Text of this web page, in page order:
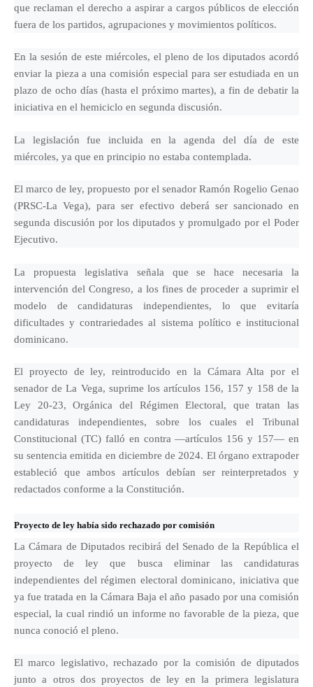
que reclaman el derecho a aspirar a cargos públicos de elección
fuera de los partidos, agrupaciones y movimientos políticos.
En la sesión de este miércoles, el pleno de los diputados acordó
enviar la pieza a una comisión especial para ser estudiada en un
plazo de ocho días (hasta el próximo martes), a fin de debatir la
iniciativa en el hemiciclo en segunda discusión.
La legislación fue incluida en la agenda del día de este
miércoles, ya que en principio no estaba contemplada.
El marco de ley, propuesto por el senador Ramón Rogelio Genao
(PRSC-La Vega), para ser efectivo deberá ser sancionado en
segunda discusión por los diputados y promulgado por el Poder
Ejecutivo.
La propuesta legislativa señala que se hace necesaria la
intervención del Congreso, a los fines de proceder a suprimir el
modelo de candidaturas independientes, lo que evitaría
dificultades y contrariedades al sistema político e institucional
dominicano.
El proyecto de ley, reintroducido en la Cámara Alta por el
senador de La Vega, suprime los artículos 156, 157 y 158 de la
Ley 20-23, Orgánica del Régimen Electoral, que tratan las
candidaturas independientes, sobre los cuales el Tribunal
Constitucional (TC) falló en contra —artículos 156 y 157— en
su sentencia emitida en diciembre de 2024. El órgano extrapoder
estableció que ambos artículos debían ser reinterpretados y
redactados conforme a la Constitución.
Proyecto de ley había sido rechazado por comisión
La Cámara de Diputados recibirá del Senado de la República el
proyecto de ley que busca eliminar las candidaturas
independientes del régimen electoral dominicano, iniciativa que
ya fue tratada en la Cámara Baja el año pasado por una comisión
especial, la cual rindió un informe no favorable de la pieza, que
nunca conoció el pleno.
El marco legislativo, rechazado por la comisión de diputados
junto a otros dos proyectos de ley en la primera legislatura